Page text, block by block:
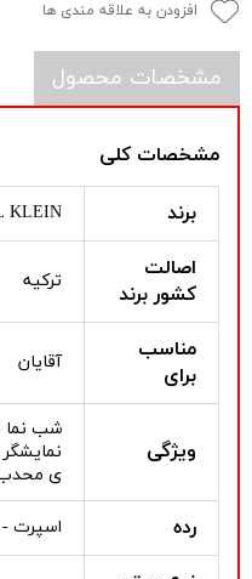
افزودن به علاقه مندی ها
مشخصات محصول
مشخصات کلی
برند KLEIN
اصالت
کشور برند
ترکیه
مناسب
برای
آقایان
ویژگی
شب نما
ی
رده اسپرت -